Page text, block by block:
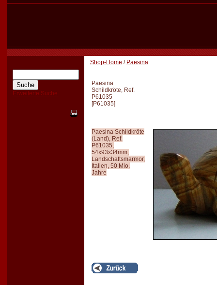
Erweiterte Suche
Shop-Home / Paesina
Paesina
Schildkröte, Ref.
P61035
[P61035]
Paesina Schildkröte
(Land), Ref.
P61035,
54x93x34mm,
Landschaftsmarmor,
Italien, 50 Mio.
Jahre